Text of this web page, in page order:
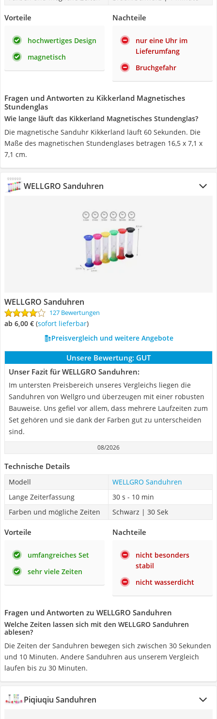
Vorteile
hochwertiges Design
magnetisch
Nachteile
nur eine Uhr im
Lieferumfang
Bruchgefahr
Fragen und Antworten zu Kikkerland Magnetisches
Stundenglas
Wie lange läuft das Kikkerland Magnetisches Stundenglas?
Die magnetische Sanduhr Kikkerland läuft 60 Sekunden. Die
Maße des magnetischen Stundenglases betragen 16,5 x 7,1 x
7,1 cm.
WELLGRO Sanduhren
WELLGRO Sanduhren
127 Bewertungen
ab 6,00 € ( Sofort lieferbar)
Preisvergleich und weitere Angebote
Unsere Bewertung: GUT
Unser Fazit für WELLGRO Sanduhren:
Im untersten Preisbereich unseres Vergleichs liegen die
Sanduhren von Wellgro und überzeugen mit einer robusten
Bauweise. Uns gefiel vor allem, dass mehrere Laufzeiten zum
Set gehören und sie dank der Farben gut zu unterscheiden
sind.
08/2026
Technische Details
Modell
WELLGRO Sanduhren
Lange Zeiterfassung
30 s - 10 min
Farben und mögliche Zeiten
Schwarz | 30 Sek
Vorteile
umfangreiches Set
sehr viele Zeiten
Nachteile
nicht besonders
stabil
nicht wasserdicht
Fragen und Antworten zu WELLGRO Sanduhren
Welche Zeiten lassen sich mit den WELLGRO Sanduhren
ablesen?
Die Zeiten der Sanduhren bewegen sich zwischen 30 Sekunden
und 10 Minuten. Andere Sanduhren aus unserem Vergleich
laufen bis zu 30 Minuten.
Piqiuqiu Sanduhren